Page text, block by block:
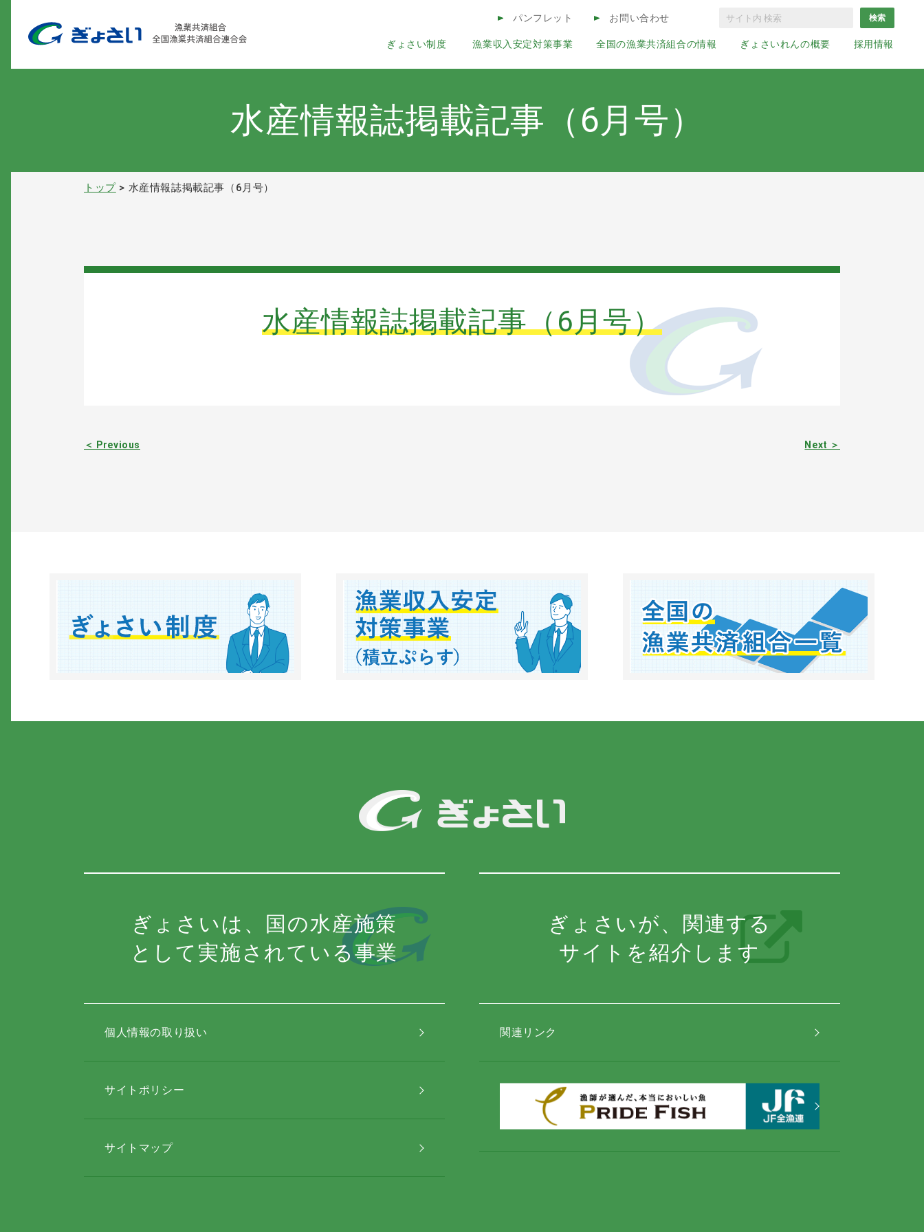
ぎょさい制度 漁業収入安定対策事業 全国の漁業共済組合の情報 ぎょさいれんの概要 採用情報
パンフレット お問い合わせ
水産情報誌掲載記事（6月号）
トップ 水産情報誌掲載記事（6月号）
水産情報誌掲載記事（6月号）
＜ Previous Next ＞
ぎょさいは、国の水産施策
として実施されている事業
個人情報の取り扱い
サイトポリシー
サイトマップ
ぎょさいが、関連する
サイトを紹介します
関連リンク